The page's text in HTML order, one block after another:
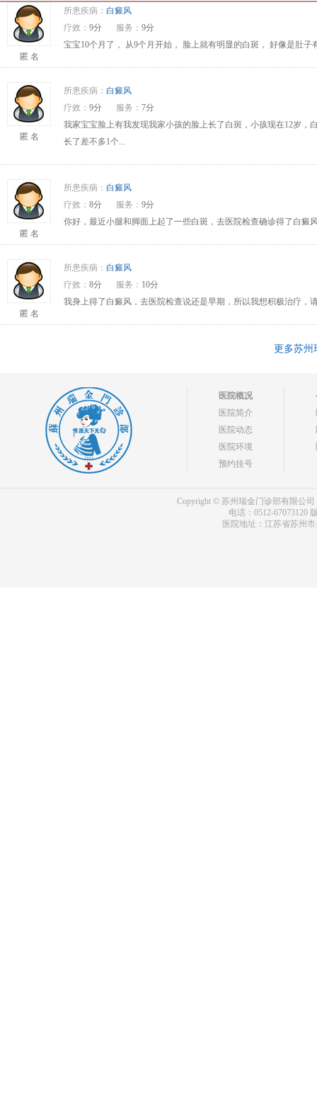
匿 名
所患疾病： 白癜风
疗效： 9分 服务： 9分
宝宝10个月了， 从9个月开始， 脸上就有明显的白斑， 好像是肚
匿 名
所患疾病： 白癜风
疗效： 9分 服务： 7分
我家宝宝脸上有我发现我家小孩的脸上长了白斑，小孩现在12岁
长了差不多1个...
匿 名
所患疾病： 白癜风
疗效： 8分 服务： 9分
你好，最近小腿和脚面上起了一些白斑，去医院检查确诊得了白
匿 名
所患疾病： 白癜风
疗效： 8分 服务： 10分
我身上得了白癜风，去医院检查说还是早期，所以我想积极治疗，
更多苏州
医院概况
医院简介
医院动态
医院环境
预约挂号
Copyright © 苏州瑞金门诊部有限公司
电话：0512-67073120
医院地址：江苏省苏州